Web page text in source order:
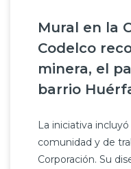
Mural en la
Codelco
minera, el
barrio
La iniciativa
comunidad y de
Corporación. Su